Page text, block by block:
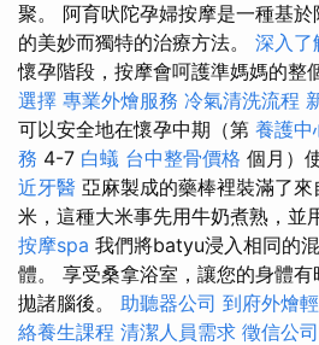
聚。 阿育吠陀孕婦按摩是一種基
的美妙而獨特的治療方法。 深入了
懷孕階段，按摩會呵護準媽媽的整
選擇 專業外燴服務 冷氣清洗流程
可以安全地在懷孕中期（第 養護中
務 4-7 白蟻 台中整骨價格 個月）
近牙醫 亞麻製成的藥棒裡裝滿了
米，這種大米事先用牛奶煮熟，並
按摩spa 我們將batyu浸入相同的
體。 享受桑拿浴室，讓您的身體
拋諸腦後。 助聽器公司 到府外燴
絡養生課程 清潔人員需求 徵信公